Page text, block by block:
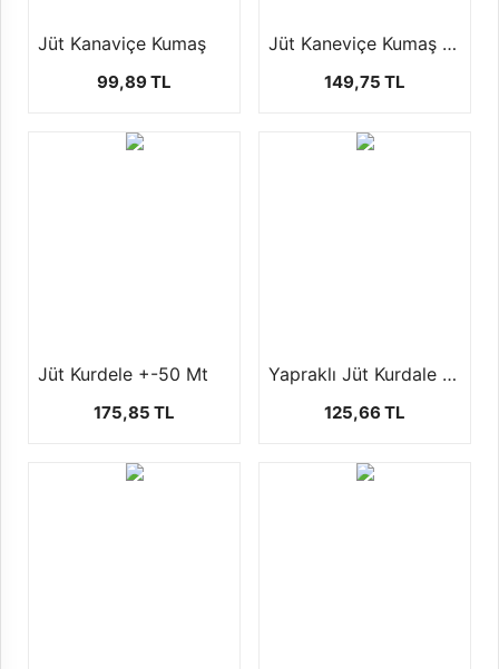
Jüt Kanaviçe Kumaş
99,89 TL
Jüt Kaneviçe Kumaş En 150 cm
149,75 TL
Jüt Kurdele +-50 Mt
175,85 TL
Yapraklı Jüt Kurdale (10 mt)
125,66 TL